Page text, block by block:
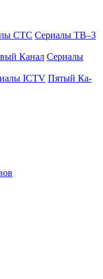
СТС Се­риа­лы ТВ–3
Ка­нал Се­риа­лы
ICTV Пя­тый Ка­